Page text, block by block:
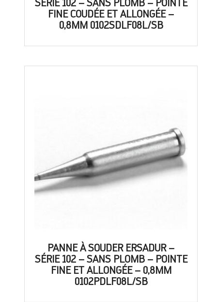
SÉRIE 102 – SANS PLOMB – POINTE
FINE COUDÉE ET ALLONGÉE –
0,8MM 0102SDLF08L/SB
PANNE À SOUDER ERSADUR –
SÉRIE 102 – SANS PLOMB – POINTE
FINE ET ALLONGÉE – 0,8MM
0102PDLF08L/SB